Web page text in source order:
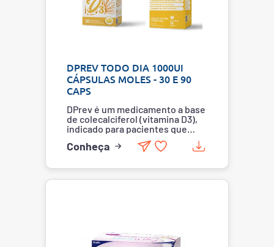
DPREV TODO DIA 1000UI
CÁPSULAS MOLES - 30 E 90
CAPS
DPrev é um medicamento a base
de colecalciferol (vitamina D3),
indicado para pacientes que
apresentam insuficiência e
deficiência de vitamina D. Pode
tratamento auxiliar na
desmineralização óssea, do
MÉDICO E FARMACÊUTICO E LEIA
Conheça